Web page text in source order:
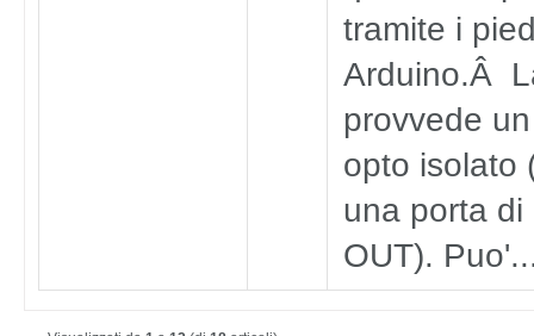
tramite i
Arduino.Â
provvede
opto isolato
una porta di
OUT).